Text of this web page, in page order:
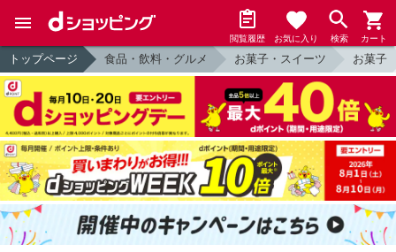
閲覧履歴 お気に入り 検索 カート
トップページ 食品・飲料・グルメ お菓子・スイーツ お菓子